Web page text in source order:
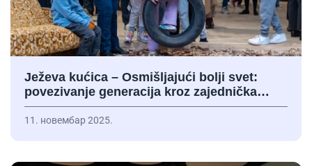
Ježeva kućica – Osmišljajući bolji svet:
povezivanje generacija kroz zajednička…
11. новембар 2025.